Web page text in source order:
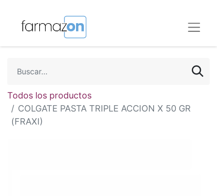
Todos los productos
COLGATE PASTA TRIPLE ACCION X 50 GR
(FRAXI)